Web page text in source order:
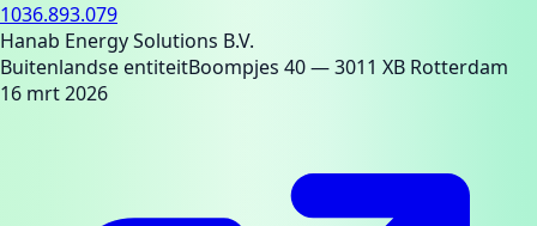
1036.893.079
Hanab Energy Solutions B.V.
Buitenlandse entiteitBoompjes 40— 3011 XB Rotterdam
16 mrt 2026